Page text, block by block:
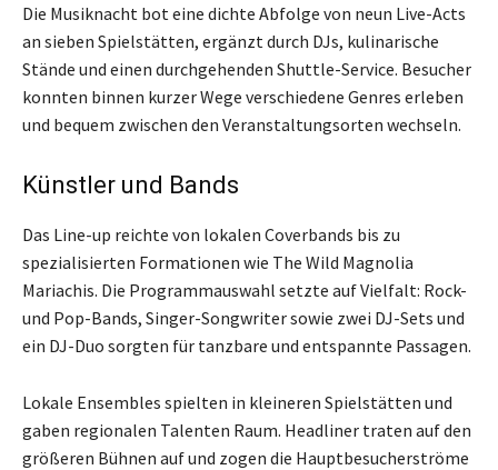
Die Musiknacht bot eine dichte Abfolge von neun Live-Acts
an sieben Spielstätten, ergänzt durch DJs, kulinarische
Stände und einen durchgehenden Shuttle-Service. Besucher
konnten binnen kurzer Wege verschiedene Genres erleben
und bequem zwischen den Veranstaltungsorten wechseln.
Künstler und Bands
Das Line-up reichte von lokalen Coverbands bis zu
spezialisierten Formationen wie The Wild Magnolia
Mariachis. Die Programmauswahl setzte auf Vielfalt: Rock-
und Pop-Bands, Singer-Songwriter sowie zwei DJ-Sets und
ein DJ-Duo sorgten für tanzbare und entspannte Passagen.
Lokale Ensembles spielten in kleineren Spielstätten und
gaben regionalen Talenten Raum. Headliner traten auf den
größeren Bühnen auf und zogen die Hauptbesucherströme